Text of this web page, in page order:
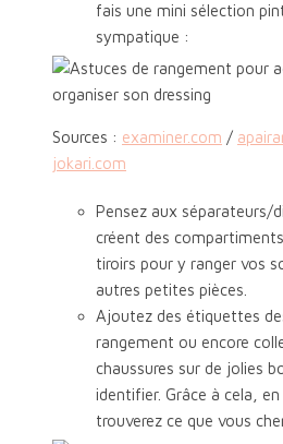
fais une mini sélection
sympatique :
Sources : examiner.com /
jokari.com
Pensez aux séparateurs/
créent des
tiroirs pour y ranger vos
autres petites pièces.
Ajoutez des étiquettes
rangement ou encore
chaussures sur de jolies
identifier. Grâce à cela,
trouverez ce que vous